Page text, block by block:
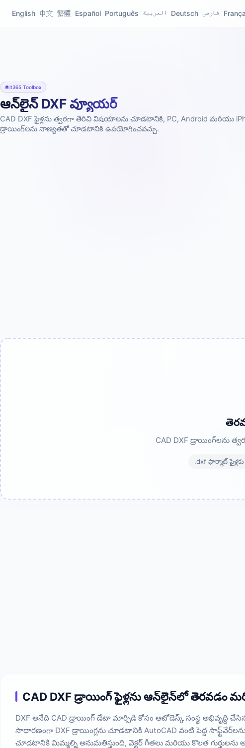
English 中文 繁體 Español Português العربية Deutsch فارسی
it365 Toolbox
ఆన్‌లైన్ DXF వ్యూయర్
CAD DXF ఫైళ్లను త్వరగా తెరిచి విషయాలను చూడటానికి, PC, Android మరియు
డ్రాయింగ్‌లను నాణ్యతతో చూడటానికి ఉపయోగించవచ్చు.
CAD DXF డ్రాయింగ్‌లను
.dxf ఫార్మాట్
CAD DXF డ్రాయింగ్ ఫైళ్లను ఆన్‌లైన్‌లో తెరవడం
DXF అనేది CAD డ్రాయింగ్ డేటా మార్పిడి కోసం ఆటోడెస్క్ సంస్థ అభివృద్ధి
సాధారణంగా DXF డ్రాయింగ్లను చూడటానికి AutoCAD వంటి పెద్ద
చూడటానికి మిమ్మల్ని అనుమతిస్తుంది, వెక్టర్ గీతలు మరియు కొలత గుర్తులను